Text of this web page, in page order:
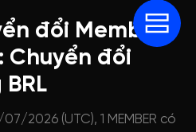
đổi Member
Chuyển đổi
BRL
2026 (UTC), 1 MEMBER có